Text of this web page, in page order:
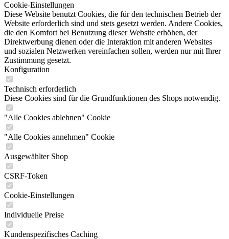
Cookie-Einstellungen
Diese Website benutzt Cookies, die für den technischen Betrieb der
Website erforderlich sind und stets gesetzt werden. Andere Cookies,
die den Komfort bei Benutzung dieser Website erhöhen, der
Direktwerbung dienen oder die Interaktion mit anderen Websites
und sozialen Netzwerken vereinfachen sollen, werden nur mit Ihrer
Zustimmung gesetzt.
Konfiguration
Technisch erforderlich
Diese Cookies sind für die Grundfunktionen des Shops notwendig.
"Alle Cookies ablehnen" Cookie
"Alle Cookies annehmen" Cookie
Ausgewählter Shop
CSRF-Token
Cookie-Einstellungen
Individuelle Preise
Kundenspezifisches Caching